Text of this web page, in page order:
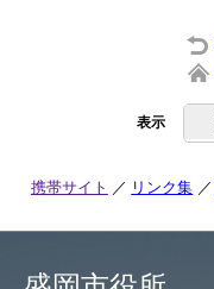
表示
携帯サイト リンク集